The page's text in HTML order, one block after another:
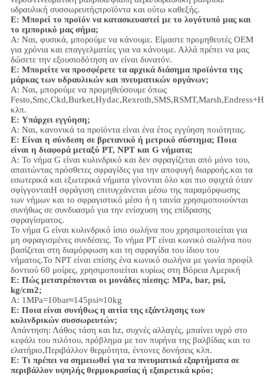
υδραυλική συσσωρευτήςπροϊόντα και ούτω καθεξής.
Ε: Μπορεί το προϊόν να κατασκευαστεί με το λογότυπό μας και
το εμπορικό μας σήμα;
Α: Ναι, φυσικά, μπορούμε να κάνουμε. Είμαστε προμηθευτές OEM
για χρόνια και επαγγελματίες για να κάνουμε. Αλλά πρέπει να μας
δώσετε την εξουσιοδότηση αν είναι δυνατόν.
Ε: Μπορείτε να προσφέρετε τα αρχικά διάσημα προϊόντα της
μάρκας των υδραυλικών και πνευματικών οργάνων;
Α: Ναι, μπορούμε να προμηθεύσουμε όπως
κλπ.
Ε: Υπάρχει εγγύηση;
Α: Ναι, κανονικά τα προϊόντα είναι ένα έτος εγγύηση ποιότητας.
Ε: Είναι η σύνδεση σε βρετανικό ή μετρικό σύστημα; Ποια
είναι η διαφορά μεταξύ PT, NPT και G νήματα;
Α: Το νήμα G είναι κυλινδρικό και δεν σφραγίζεται από μόνο του,
απαιτώντας πρόσθετες σφραγίδες για την αποφυγή διαρροής.και τα
εσωτερικά και εξωτερικά νήματα γίνονται όλο και πιο σφιχτά όταν
σφίγγονταιΗ σφράγιση επιτυγχάνεται μέσω της παραμόρφωσης
των νήμων και το σφραγιστικό μέσο ή η ταινία χρησιμοποιούνται
συνήθως σε συνδυασμό για την ενίσχυση της επίδρασης
σφραγίσματος.
Το νήμα G είναι κυλινδρικό ίσιο σωλήνα που χρησιμοποιείται για
μη σφραγισμένες συνδέσεις. Το νήμα PT είναι κωνικό σωλήνα που
βασίζεται στη διαμόρφωση και τη σφραγίδα του ίδιου του
νήματος.Το NPT είναι επίσης ένα κωνικό σωλήνα με γωνία προφίλ
δοντιού 60 μοίρες, χρησιμοποιείται κυρίως στη Βόρεια Αμερική
Ε: Πώς μετατρέπονται οι μονάδες πίεσης: MPa, bar, psi,
kg/cm2;
Α: 1MPa=10bar≈145psi≈10kg
Ε: Ποια είναι συνήθως η αιτία της εξάντλησης των
κυλινδρικών συσσωρευτών;
Απάντηση: Λάθος τάση και hz, συχνές αλλαγές, μπαίνει υγρό στο
κεφάλι του πιλότου, πρόβλημα με τον πυρήνα της βαλβίδας και το
ελατήριο,Περιβάλλον θερμότητα, έντονες δονήσεις κλπ.
Ε: Τι πρέπει να σημειωθεί για τα πνευματικά εξαρτήματα σε
περιβάλλον υψηλής θερμοκρασίας ή εξαιρετικά κρύο;